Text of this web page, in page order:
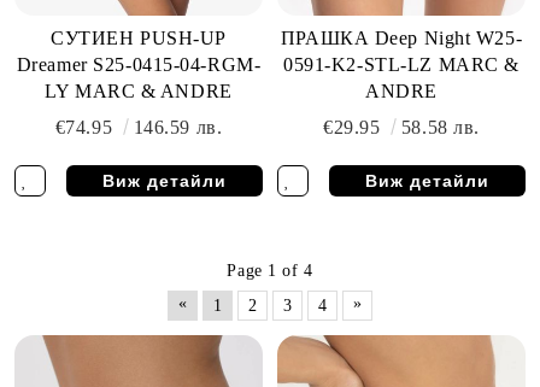
СУТИЕН PUSH-UP
Dreamer S25-0415-04-RGM-
LY MARC & ANDRE
€74.95
146.59 лв.
Виж детайли
ПРАШКА Deep Night W25-
0591-K2-STL-LZ MARC &
ANDRE
€29.95
58.58 лв.
Виж детайли
Page 1 of 4
«
1 2 3 4 »